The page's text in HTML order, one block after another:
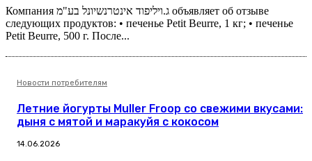
Компания ג.ויליפוד אינטרנשיונל בע"מ объявляет об отзыве
следующих продуктов: • печенье Petit Beurre, 1 кг; • печенье
Petit Beurre, 500 г. После...
Новости потребителям
Летние йогурты Muller Froop со свежими вкусами:
дыня с мятой и маракуйя с кокосом
14.06.2026